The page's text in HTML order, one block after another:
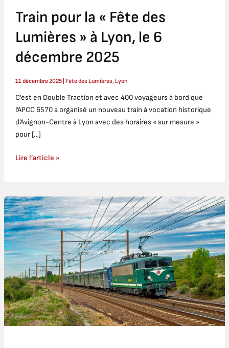
Train pour la « Fête des
Lumières » à Lyon, le 6
décembre 2025
11 décembre 2025 Fête des Lumières, Lyon
C’est en Double Traction et avec 400 voyageurs à bord que
l’APCC 6570 a organisé un nouveau train à vocation historique
d’Avignon-Centre à Lyon avec des horaires « sur mesure »
pour […]
Lire l’article »
Avignon
–
Toulon
avec
la
BB
25660
le
4
octobre
2025